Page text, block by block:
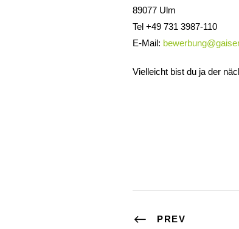
89077 Ulm
Tel +49 731 3987-110
E-Mail:
Vielleicht bist du ja der
PREV